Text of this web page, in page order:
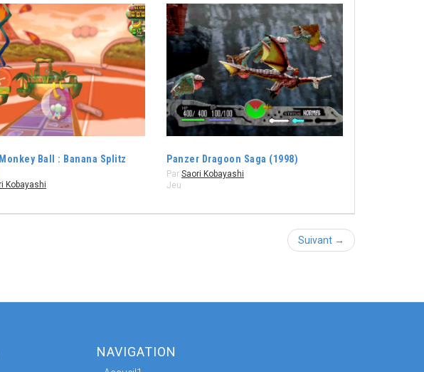
Ball : Banana Splitz
Kobayashi
Panzer Dragoon Saga (1998)
Par Saori Kobayashi
Jeu
Suivant →
NAVIGATION